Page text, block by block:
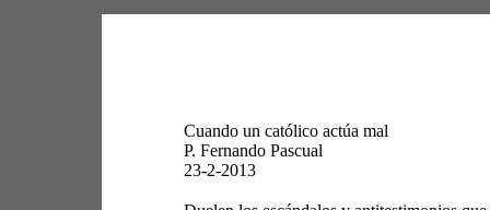
Cuando un católico actúa mal
P. Fernando Pascual
23-2-2013